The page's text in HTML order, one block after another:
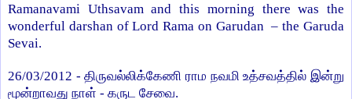
Ramanavami Uthsavam and this morning there was the
wonderful darshan of Lord Rama on Garudan – the Garuda
Sevai.
26/03/2012 - திருவல்லிக்கேணி ராம நவமி உத்சவத்தில் இன்று
மூன்றாவது நாள் - கருட சேவை.